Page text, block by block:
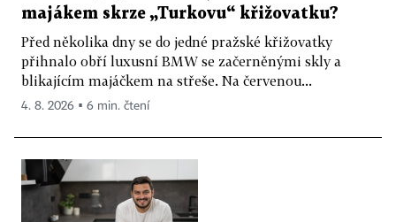
majákem skrze „Turkovu“ křižovatku?
Před několika dny se do jedné pražské křižovatky
přihnalo obří luxusní BMW se začerněnými skly a
blikajícím majáčkem na střeše. Na červenou...
4. 8. 2026 ▪ 6 min. čtení